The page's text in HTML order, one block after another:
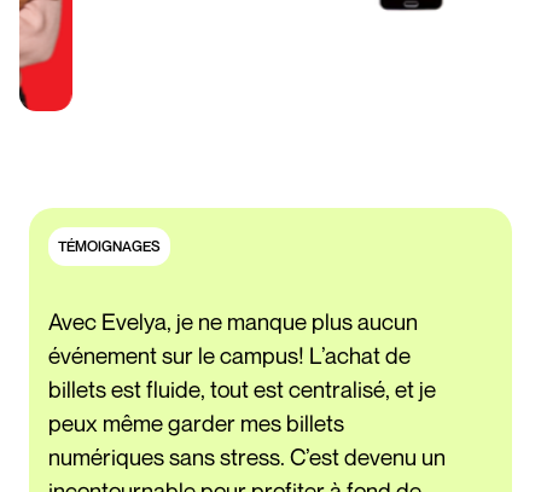
TÉMOIGNAGES
Avec Evelya, je ne manque plus aucun
événement sur le campus! L’achat de
billets est fluide, tout est centralisé, et je
peux même garder mes billets
numériques sans stress. C’est devenu un